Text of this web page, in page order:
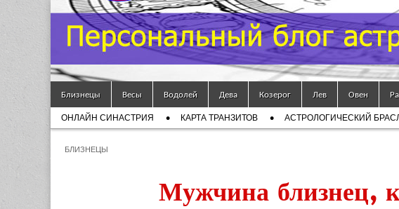
Гороскоп
Мой
Знак
Зодиака
— MZZ
Main menu
Близнецы Весы Водолей Дева Козерог Лев Овен
Sub menu
ОНЛАЙН СИНАСТРИЯ КАРТА ТРАНЗИТОВ АСТРОЛОГИЧЕСКИЙ
БЛИЗНЕЦЫ
Мужчина близнец,